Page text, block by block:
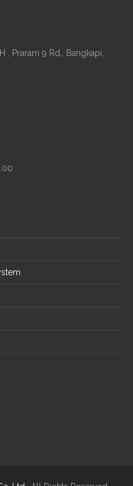
, Praram 9 Rd., Bangkapi,